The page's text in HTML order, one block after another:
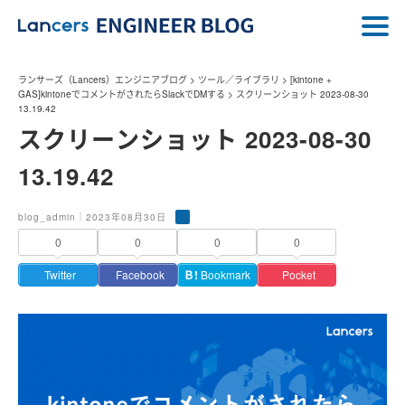
ランサーズ（Lancers）エンジニアブログ > ツール／ライブラリ > [kintone +
GAS]kintoneでコメントがされたらSlackでDMする > スクリーンショット 2023-08-30
13.19.42
スクリーンショット 2023-08-30
13.19.42
blog_admin｜2023年08月30日
0
Twitter
0
Facebook
0
Ｂ! Bookmark
0
Pocket